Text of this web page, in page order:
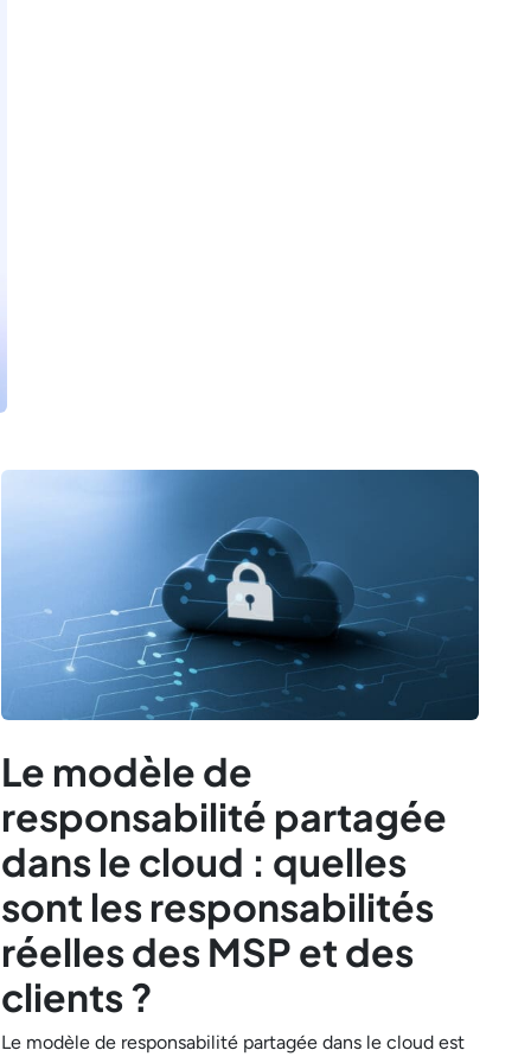
Le modèle de
responsabilité partagée
dans le cloud : quelles
sont les responsabilités
réelles des MSP et des
clients ?
Le modèle de responsabilité partagée dans le cloud est